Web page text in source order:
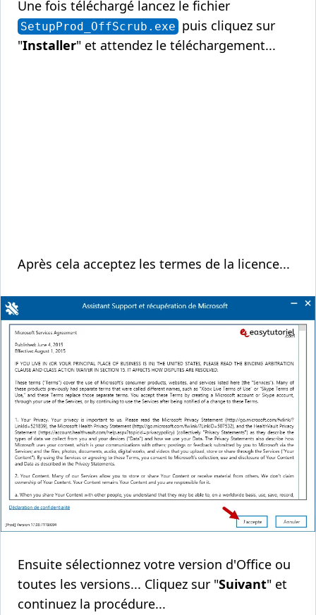
Une fois téléchargé lancez le fichier
SetupProd_OffScrub.exe puis cliquez sur
"Installer" et attendez le téléchargement...
Après cela acceptez les termes de la licence...
Ensuite sélectionnez votre version d'Office ou
toutes les versions... Cliquez sur "Suivant" et
continuez la procédure...